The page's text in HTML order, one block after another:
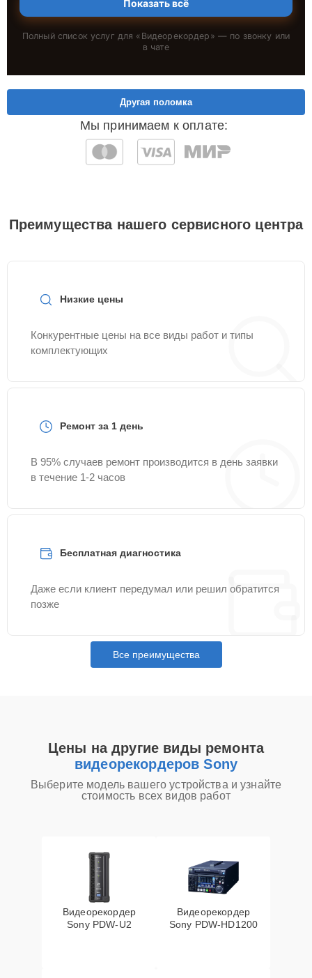
Показать всё
Полный список услуг для « Видеорекордер » — по звонку или
в чате
Мы принимаем к оплате:
Другая поломка
Преимущества нашего сервисного центра
Низкие цены
Конкурентные цены на все виды работ и типы
комплектующих
Ремонт за 1 день
В 95% случаев ремонт производится в день заявки
в течение 1-2 часов
Бесплатная диагностика
Даже если клиент передумал или решил обратится
позже
Все преимущества
Цены на другие виды ремонта
видеорекордеров Sony
Выберите модель вашего устройства и узнайте
стоимость всех видов работ
Видеорекордер
Sony PDW-U2
Видеорекордер
Sony PDW-HD1200